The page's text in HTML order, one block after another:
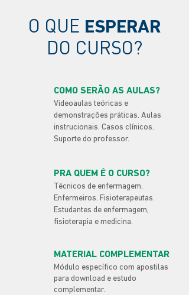
O QUE ESPERAR
DO CURSO?
COMO SERÃO AS AULAS?
Videoaulas teóricas e
demonstrações práticas. Aulas
instrucionais. Casos clínicos.
Suporte do professor.
PRA QUEM É O CURSO?
Técnicos de enfermagem.
Enfermeiros. Fisioterapeutas.
Estudantes de enfermagem,
fisioterapia e medicina.
MATERIAL COMPLEMENTAR
Módulo específico com apostilas
para download e estudo
complementar.